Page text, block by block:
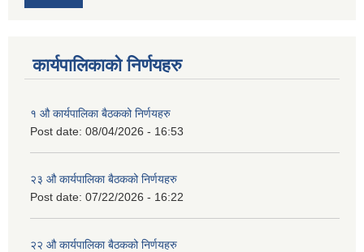
कार्यपालिकाको निर्णयहरु
१ औ कार्यपालिका बैठकको निर्णयहरु
Post date: 08/04/2026 - 16:53
२३ औ कार्यपालिका बैठकको निर्णयहरु
Post date: 07/22/2026 - 16:22
२२ औ कार्यपालिका बैठकको निर्णयहरु